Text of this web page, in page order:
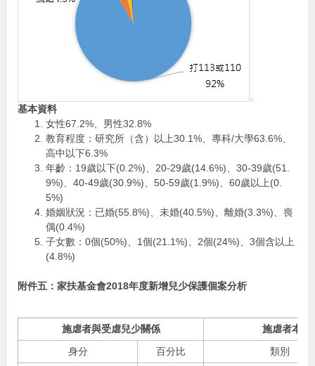
基本資料
女性67.2%、男性32.8%
教育程度：研究所（含）以上30.1%、專科/大學63.6%、
高中以下6.3%
年齡：19歲以下(0.2%)、20-29歲(14.6%)、30-39歲(51.
9%)、40-49歲(30.9%)、50-59歲(1.9%)、60歲以上(0.
5%)
婚姻狀況：已婚(55.8%)、未婚(40.5%)、離婚(3.3%)、喪
偶(0.4%)
子女數：0個(50%)、1個(21.1%)、2個(24%)、3個含以上
(4.8%)
附件五：家扶基金會2018年度新增兒少保護個案分析
施虐者與受虐兒少關係
施虐者本身
身分
百分比 類別